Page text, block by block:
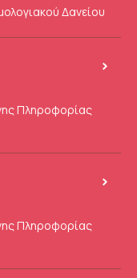
Δανείου
Πληροφορίας
Πληροφορίας